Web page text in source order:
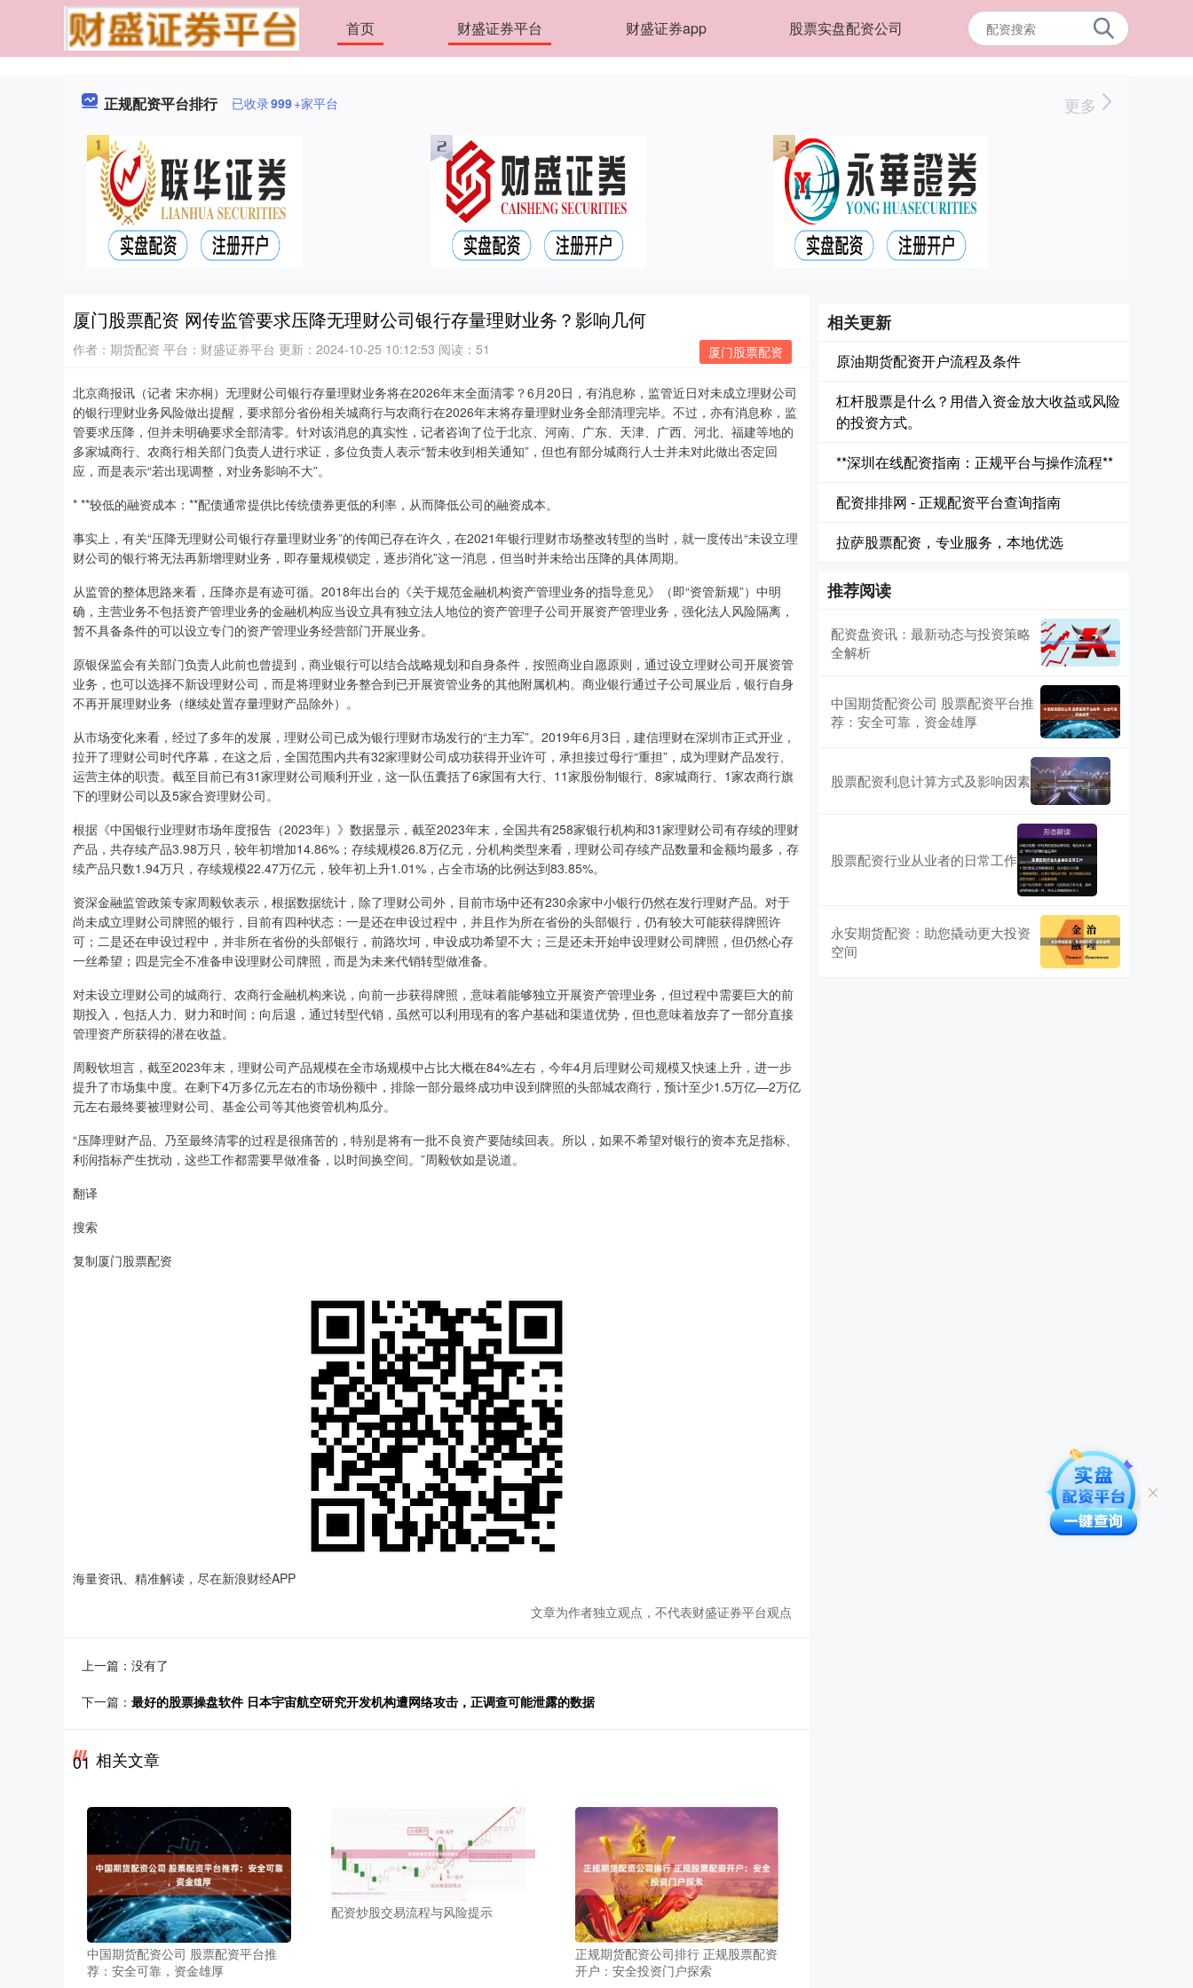
首页 财盛证券平台 财盛证券app 股票实盘配资公司
正规配资平台排行 已收录999+家平台 更多
厦门股票配资 网传监管要求压降无理财公司银行存量理财业务？影响几何
厦门股票配资
作者：期货配资 平台：财盛证券平台 更新：2024-10-25 10:12:53 阅读：51
北京商报讯（记者 宋亦桐）无理财公司银行存量理财业务将在2026年末全面清零？6月20日，有消息称，监管近日对未成立理财公司
的银行理财业务风险做出提醒，要求部分省份相关城商行与农商行在2026年末将存量理财业务全部清理完毕。不过，亦有消息称，监
管要求压降，但并未明确要求全部清零。针对该消息的真实性，记者咨询了位于北京、河南、广东、天津、广西、河北、福建等地的
多家城商行、农商行相关部门负责人进行求证，多位负责人表示“暂未收到相关通知”，但也有部分城商行人士并未对此做出否定回
应，而是表示“若出现调整，对业务影响不大”。
* **较低的融资成本：**配债通常提供比传统债券更低的利率，从而降低公司的融资成本。
事实上，有关“压降无理财公司银行存量理财业务”的传闻已存在许久，在2021年银行理财市场整改转型的当时，就一度传出“未设立理
财公司的银行将无法再新增理财业务，即存量规模锁定，逐步消化”这一消息，但当时并未给出压降的具体周期。
从监管的整体思路来看，压降亦是有迹可循。2018年出台的《关于规范金融机构资产管理业务的指导意见》（即“资管新规”）中明
确，主营业务不包括资产管理业务的金融机构应当设立具有独立法人地位的资产管理子公司开展资产管理业务，强化法人风险隔离，
暂不具备条件的可以设立专门的资产管理业务经营部门开展业务。
原银保监会有关部门负责人此前也曾提到，商业银行可以结合战略规划和自身条件，按照商业自愿原则，通过设立理财公司开展资管
业务，也可以选择不新设理财公司，而是将理财业务整合到已开展资管业务的其他附属机构。商业银行通过子公司展业后，银行自身
不再开展理财业务（继续处置存量理财产品除外）。
从市场变化来看，经过了多年的发展，理财公司已成为银行理财市场发行的“主力军”。2019年6月3日，建信理财在深圳市正式开业，
拉开了理财公司时代序幕，在这之后，全国范围内共有32家理财公司成功获得开业许可，承担接过母行“重担”，成为理财产品发行、
运营主体的职责。截至目前已有31家理财公司顺利开业，这一队伍囊括了6家国有大行、11家股份制银行、8家城商行、1家农商行旗
下的理财公司以及5家合资理财公司。
根据《中国银行业理财市场年度报告（2023年）》数据显示，截至2023年末，全国共有258家银行机构和31家理财公司有存续的理财
产品，共存续产品3.98万只，较年初增加14.86%；存续规模26.8万亿元，分机构类型来看，理财公司存续产品数量和金额均最多，存
续产品只数1.94万只，存续规模22.47万亿元，较年初上升1.01%，占全市场的比例达到83.85%。
资深金融监管政策专家周毅钦表示，根据数据统计，除了理财公司外，目前市场中还有230余家中小银行仍然在发行理财产品。对于
尚未成立理财公司牌照的银行，目前有四种状态：一是还在申设过程中，并且作为所在省份的头部银行，仍有较大可能获得牌照许
可；二是还在申设过程中，并非所在省份的头部银行，前路坎坷，申设成功希望不大；三是还未开始申设理财公司牌照，但仍然心存
一丝希望；四是完全不准备申设理财公司牌照，而是为未来代销转型做准备。
对未设立理财公司的城商行、农商行金融机构来说，向前一步获得牌照，意味着能够独立开展资产管理业务，但过程中需要巨大的前
期投入，包括人力、财力和时间；向后退，通过转型代销，虽然可以利用现有的客户基础和渠道优势，但也意味着放弃了一部分直接
管理资产所获得的潜在收益。
周毅钦坦言，截至2023年末，理财公司产品规模在全市场规模中占比大概在84%左右，今年4月后理财公司规模又快速上升，进一步
提升了市场集中度。在剩下4万多亿元左右的市场份额中，排除一部分最终成功申设到牌照的头部城农商行，预计至少1.5万亿—2万亿
元左右最终要被理财公司、基金公司等其他资管机构瓜分。
“压降理财产品、乃至最终清零的过程是很痛苦的，特别是将有一批不良资产要陆续回表。所以，如果不希望对银行的资本充足指标、
利润指标产生扰动，这些工作都需要早做准备，以时间换空间。”周毅钦如是说道。
翻译
搜索
复制厦门股票配资
海量资讯、精准解读，尽在新浪财经APP
文章为作者独立观点，不代表财盛证券平台观点
上一篇：没有了
下一篇： 最好的股票操盘软件 日本宇宙航空研究开发机构遭网络攻击，正调查可能泄露的数据
01 相关文章
中国期货配资公司 股票配资平台推
荐：安全可靠，资金雄厚
配资炒股交易流程与风险提示
正规期货配资公司排行 正规股票配资
开户：安全投资门户探索
相关更新
原油期货配资开户流程及条件
杠杆股票是什么？用借入资金放大收益或风险
的投资方式。
**深圳在线配资指南：正规平台与操作流程**
配资排排网 - 正规配资平台查询指南
拉萨股票配资，专业服务，本地优选
推荐阅读
配资盘资讯：最新动态与投资策略
全解析
中国期货配资公司 股票配资平台推
荐：安全可靠，资金雄厚
股票配资利息计算方式及影响因素
股票配资行业从业者的日常工作
永安期货配资：助您撬动更大投资
空间